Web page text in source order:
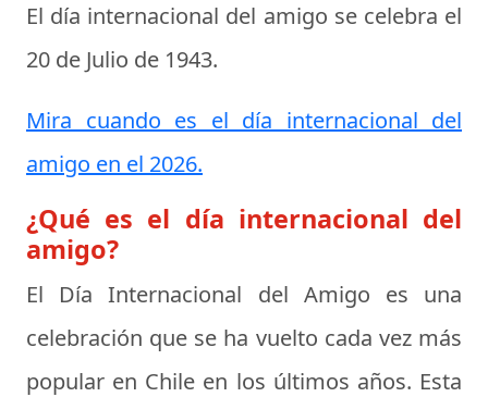
El día internacional del amigo se celebra el
20 de Julio de 1943.
Mira cuando es el día internacional del
amigo en el 2026.
¿Qué es el día internacional del
amigo?
El Día Internacional del Amigo es una
celebración que se ha vuelto cada vez más
popular en Chile en los últimos años. Esta